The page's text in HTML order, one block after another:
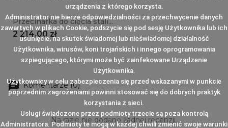
Przecinarka do cięcia stali...
Cena
2 214,00 zł
Komentarze (0)
Na razie nie dodano żadnej recenzji.
urządzenia z którego korzysta.
Administrator nie bierze odpowiedzialności za przechwycenie danych
zawartych w plikach Cookie, podszycie się pod sesję Użytkownika lub ich
usunięcie, na skutek świadomej lub nieświadomej działalność
Użytkownika, wirusów, koni trojańskich i innego oprogramowania
szpiegującego, którymi może być zainfekowane Urządzenie
Użytkownika.
Użytkownicy w celu zabezpieczenia się przed wskazanymi w punkcie
poprzednim zagrożeniami powinni stosować się do dobrych praktyk
korzystania z sieci.
Usługi świadczone przez podmioty trzecie są poza kontrolą
Administratora. Podmioty te mogą w każdej chwili zmienić swoje warunki